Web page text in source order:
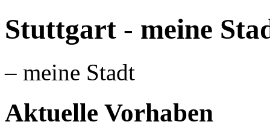
Stuttgart - meine
– meine Stadt
Aktuelle Vorhaben